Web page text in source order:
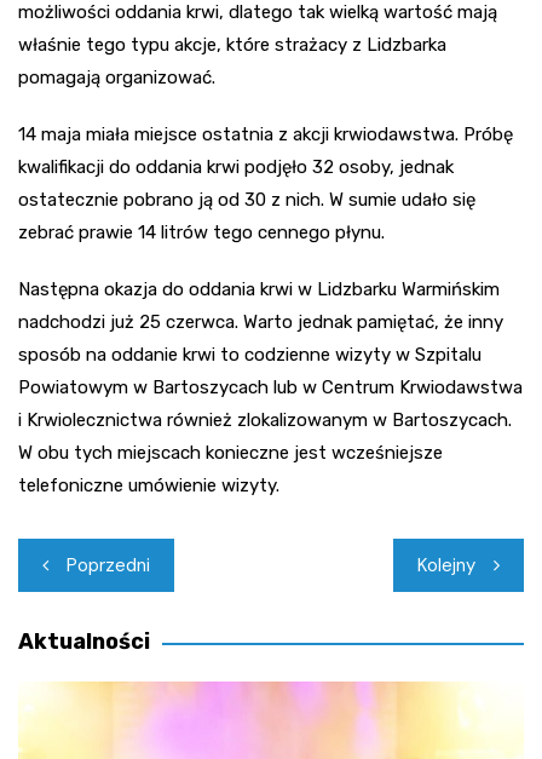
możliwości oddania krwi, dlatego tak wielką wartość mają
właśnie tego typu akcje, które strażacy z Lidzbarka
pomagają organizować.
14 maja miała miejsce ostatnia z akcji krwiodawstwa. Próbę
kwalifikacji do oddania krwi podjęło 32 osoby, jednak
ostatecznie pobrano ją od 30 z nich. W sumie udało się
zebrać prawie 14 litrów tego cennego płynu.
Następna okazja do oddania krwi w Lidzbarku Warmińskim
nadchodzi już 25 czerwca. Warto jednak pamiętać, że inny
sposób na oddanie krwi to codzienne wizyty w Szpitalu
Powiatowym w Bartoszycach lub w Centrum Krwiodawstwa
i Krwiolecznictwa również zlokalizowanym w Bartoszycach.
W obu tych miejscach konieczne jest wcześniejsze
telefoniczne umówienie wizyty.
Nawigacja
wpisu
Poprzedni Kolejny
Aktualności